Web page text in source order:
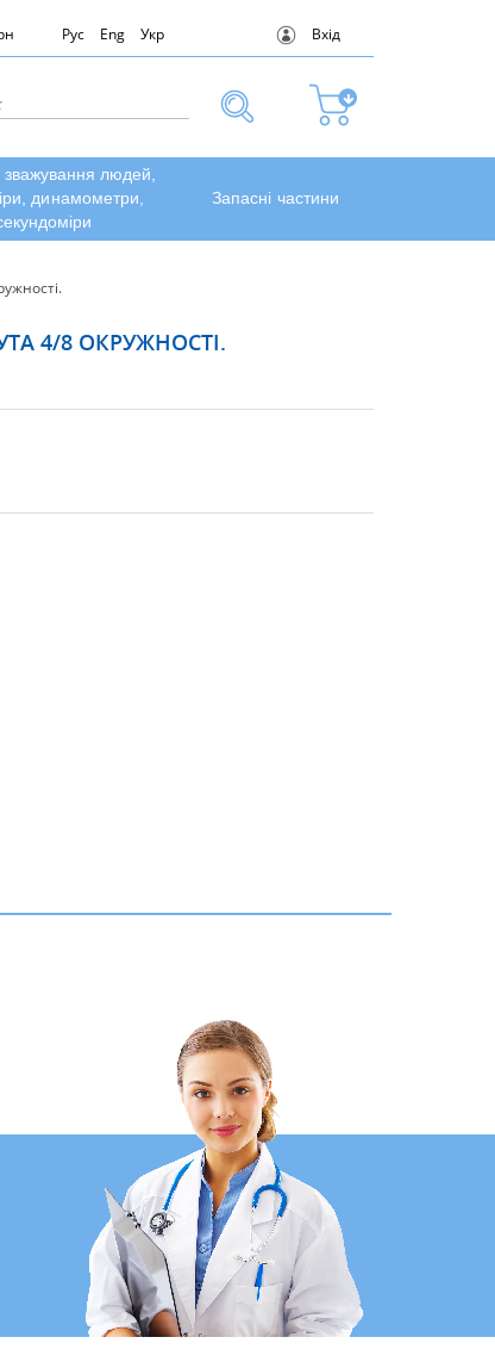
Рус Eng Укр Вхід
зважування людей,
динамометри,
Запасні частини
4/8 ОКРУЖНОСТІ.